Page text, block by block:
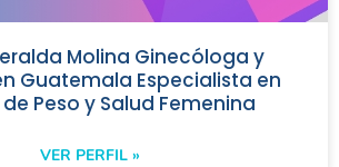
Molina Ginecóloga y
Guatemala Especialista en
Peso y Salud Femenina
VER PERFIL »